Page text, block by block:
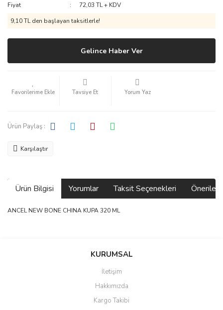
Fiyat
72,03 TL + KDV
9,10 TL den başlayan taksitlerle!
Gelince Haber Ver
Tavsiye Et Yorum Yaz
Ürün Paylaş :
Karşılaştır
Ürün Bilgisi Yorumlar Taksit Seçenekleri
ANCEL NEW BONE CHINA KUPA 320 ML
Bu ürüne ilk yorumu siz yapın!
Ürün resmi kalitesiz, bozuk veya görüntülenemiyor.
Ürün açıklamasında eksik bilgiler bulunuyor.
KURUMSAL
İletişim
Hakkımızda
Kargo Takibi